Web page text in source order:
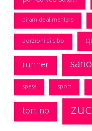
piramide alimentare
porzioni di cibo
runner sano
spesa sport
tortino